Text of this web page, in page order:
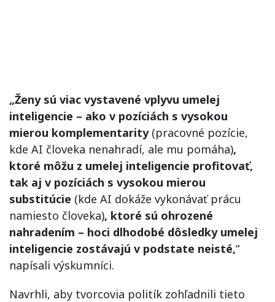
„Ženy sú viac vystavené vplyvu umelej
inteligencie – ako v pozíciách s vysokou
mierou komplementarity (pracovné pozície,
kde AI človeka nenahradí, ale mu pomáha),
ktoré môžu z umelej inteligencie profitovať,
tak aj v pozíciách s vysokou mierou
substitúcie (kde AI dokáže vykonávať prácu
namiesto človeka), ktoré sú ohrozené
nahradením – hoci dlhodobé dôsledky umelej
inteligencie zostávajú v podstate neisté,“
napísali výskumníci.
Navrhli, aby tvorcovia politík zohľadnili tieto